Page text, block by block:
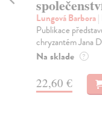
Lungová Barbora|
Publikace
chryzantém Jana
Na sklade ?
22,60 €